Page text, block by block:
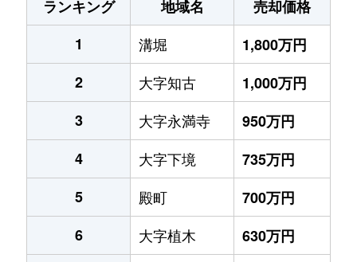
ランキング
地域名
売却価格
1
溝堀
1,800万円
2
大字知古
1,000万円
3
大字永満寺
950万円
4
大字下境
735万円
5
殿町
700万円
6
大字植木
630万円